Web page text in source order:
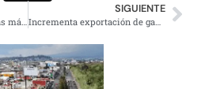
SIGUIENTE
Incrementa exportación de ganado bovino a EU a pesar de la pandemia: Sader